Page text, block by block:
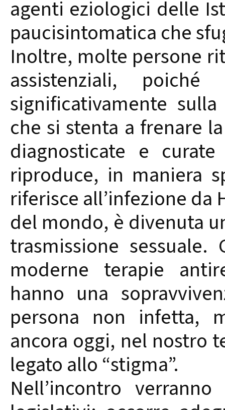
agenti eziologici delle
paucisintomatica che
Inoltre, molte persone
assistenziali,
significativamente
che si stenta a frenare
diagnosticate e
riproduce, in maniera
riferisce all’infezione da
del mondo, è divenuta
trasmissione
moderne terapie
hanno una
persona non infetta,
ancora oggi, nel nostro
legato allo “stigma”.
Nell’incontro